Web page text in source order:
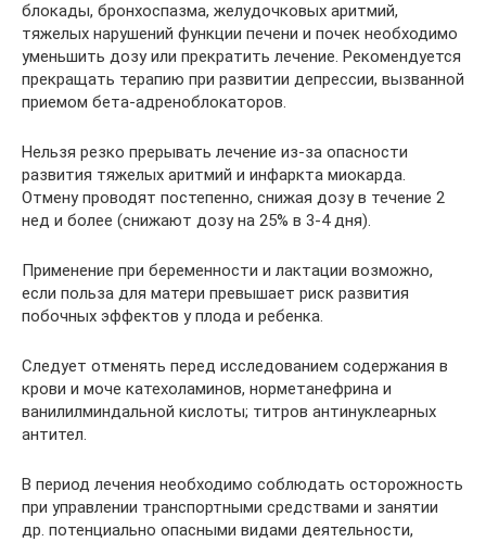
блокады, бронхоспазма, желудочковых аритмий,
тяжелых нарушений функции печени и почек необходимо
уменьшить дозу или прекратить лечение. Рекомендуется
прекращать терапию при развитии депрессии, вызванной
приемом бета-адреноблокаторов.
Нельзя резко прерывать лечение из-за опасности
развития тяжелых аритмий и инфаркта миокарда.
Отмену проводят постепенно, снижая дозу в течение 2
нед и более (снижают дозу на 25% в 3-4 дня).
Применение при беременности и лактации возможно,
если польза для матери превышает риск развития
побочных эффектов у плода и ребенка.
Следует отменять перед исследованием содержания в
крови и моче катехоламинов, норметанефрина и
ванилилминдальной кислоты; титров антинуклеарных
антител.
В период лечения необходимо соблюдать осторожность
при управлении транспортными средствами и занятии
др. потенциально опасными видами деятельности,